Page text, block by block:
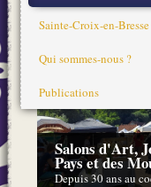
Sainte-Croix-en-Bresse
Qui sommes-nous ?
Publications
Salons d'Art,
Pays et des
Depuis 30 ans au